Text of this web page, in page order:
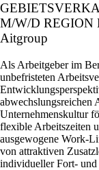
M/W/D REGION
Aitgroup
Als Arbeitgeber im
unbefristeten
abwechslungsreichen
Unternehmenskultur
flexible Arbeitszeiten
ausgewogene Work-
von attraktiven
individueller Fort-